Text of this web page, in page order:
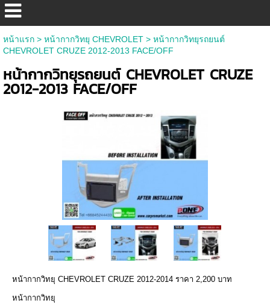
หน้าแรก> หน้ากากวิทยุ CHEVROLET> หน้ากากวิทยุรถยนต์
CHEVROLET CRUZE 2012-2013 FACE/OFF
หน้ากากวิทยุรถยนต์ CHEVROLET CRUZE
2012-2013 FACE/OFF
หน้ากากวิทยุ CHEVROLET CRUZE 2012-2014 ราคา 2,200 บาท
หน้ากากวิทยุ